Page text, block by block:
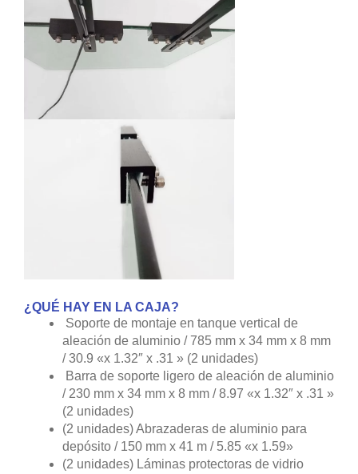
¿QUÉ HAY EN LA CAJA?
Soporte de montaje en tanque vertical de
aleación de aluminio / 785 mm x 34 mm x 8 mm
/ 30.9 «x 1.32″ x .31 » (2 unidades)
Barra de soporte ligero de aleación de aluminio
/ 230 mm x 34 mm x 8 mm / 8.97 «x 1.32″ x .31 »
(2 unidades)
(2 unidades) Abrazaderas de aluminio para
depósito / 150 mm x 41 m / 5.85 «x 1.59»
(2 unidades) Láminas protectoras de vidrio